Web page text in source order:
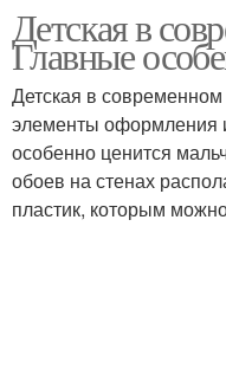
Детская в
Главные
Детская в современном
элементы оформления
особенно ценится
обоев на стенах
пластик, которым